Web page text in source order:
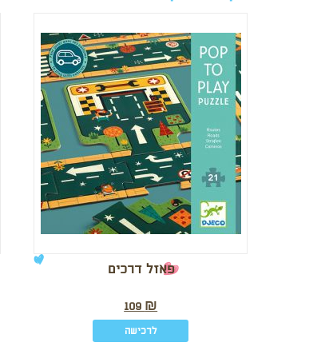
פאזל דרכים
109 ₪
לרכישה